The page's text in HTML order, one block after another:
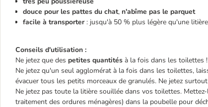
douce pour les pattes du chat, n'abîme pas le parquet
facile à transporter: jusqu'à 50 % plus légère qu'une
Conseils d'utilisation :
Ne jetez que des petites quantités à la fois dans les toilettes
Ne jetez qu'un seul agglomérat à la fois dans les toilettes,
évacuer tous les petits morceaux de granulés. Ne jetez
Ne jetez pas toute la litière souillée dans vos toilettes.
traitement des ordures ménagères) dans la poubelle pour